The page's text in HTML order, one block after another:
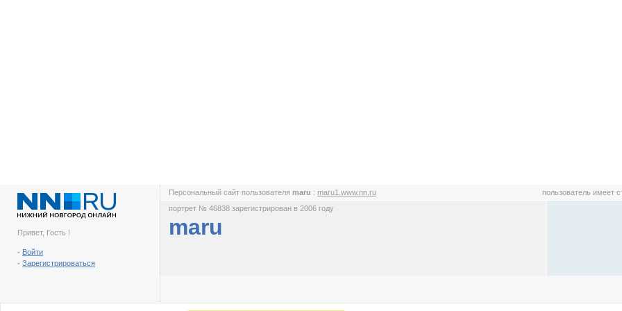
Привет, Гость !
- Войти
- Зарегистрироваться
Персональный сайт пользователя maru : maru1.www.nn.ru пользователь имеет
портрет № 46838 зарегистрирован в 2006 году
maru